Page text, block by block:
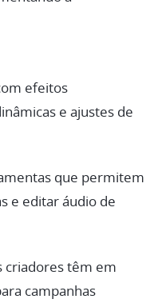
efeitos
e ajustes de
que permitem
e editar áudio de
criadores têm em
campanhas